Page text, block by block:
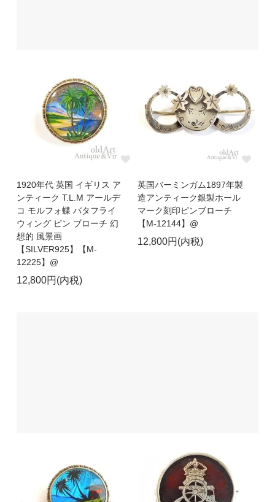
1920年代 英国 イギリス ア
ンティーク T.L.M アールデ
コ モルフォ蝶 バタフライ
ウィング ピン ブローチ 幻
想的 風景画
【SILVER925】【M-
12225】@
12,800円(内税)
英国バーミンガム1897年製
造アンティーク銀製ホール
マーク刻印ピンブローチ
【M-12144】@
12,800円(内税)